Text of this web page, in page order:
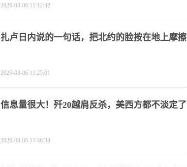
2026-08-06 11:12:42
扎卢日内说的一句话，把北约的脸按在地上摩擦
2026-08-06 11:25:01
信息量很大！歼20越肩反杀，美西方都不淡定了
2026-08-06 11:46:34